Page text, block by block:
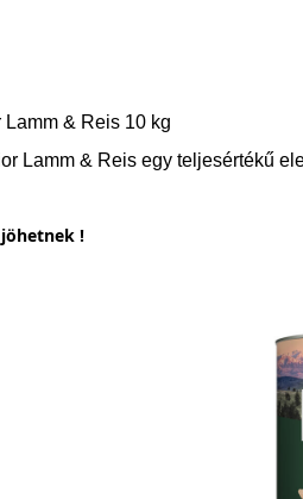
& Reis 10 kg
Lamm & Reis egy teljesértékű
!